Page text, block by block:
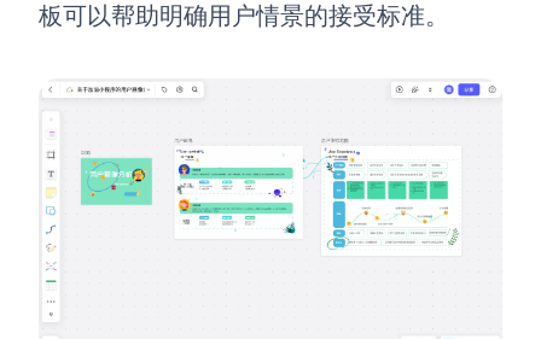
板可以帮助明确用户情景的接受标准。